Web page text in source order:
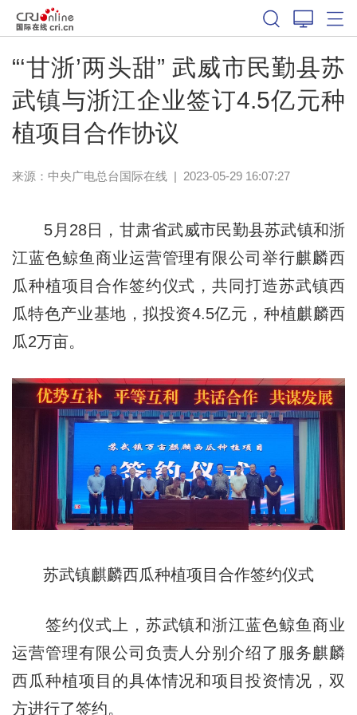
“‘甘浙’两头甜” 武威市民勤县苏
武镇与浙江企业签订4.5亿元种
植项目合作协议
来源：中央广电总台国际在线| 2023-05-29 16:07:27
5月28日，甘肃省武威市民勤县苏武镇和浙
江蓝色鲸鱼商业运营管理有限公司举行麒麟西
瓜种植项目合作签约仪式，共同打造苏武镇西
瓜特色产业基地，拟投资4.5亿元，种植麒麟西
瓜2万亩。
苏武镇麒麟西瓜种植项目合作签约仪式
签约仪式上，苏武镇和浙江蓝色鲸鱼商业
运营管理有限公司负责人分别介绍了服务麒麟
西瓜种植项目的具体情况和项目投资情况，双
方进行了签约。